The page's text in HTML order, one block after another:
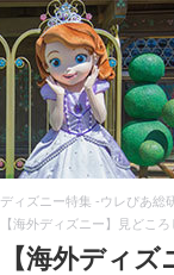
ディズニー特集 -ウレぴあ総
【海外ディズニー】見どこ
【海外ディ